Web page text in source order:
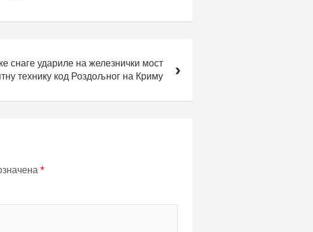
снаге удариле на железнички мост
технику код Роздољног на Криму
*